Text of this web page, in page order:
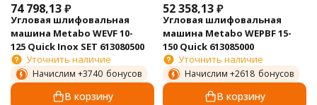
74 798,13₽
Угловая шлифовальная
машина Metabo WEVF 10-
125 Quick Inox SET 613080500
Уточнить наличие
Начислим +3740 бонусов
В корзину
52 358,13₽
Угловая шлифовальная
машина Metabo WEPBF 15-
150 Quick 613085000
Уточнить наличие
Начислим +2618 бонусов
В корзину